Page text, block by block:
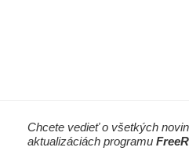
Chcete vedieť o všetkých
aktualizáciách programu